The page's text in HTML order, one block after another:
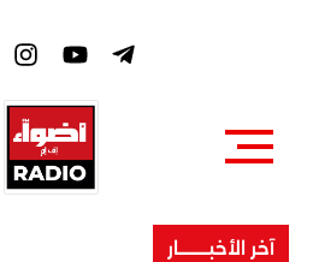
e
b
k
آخر الأخبــــــــار